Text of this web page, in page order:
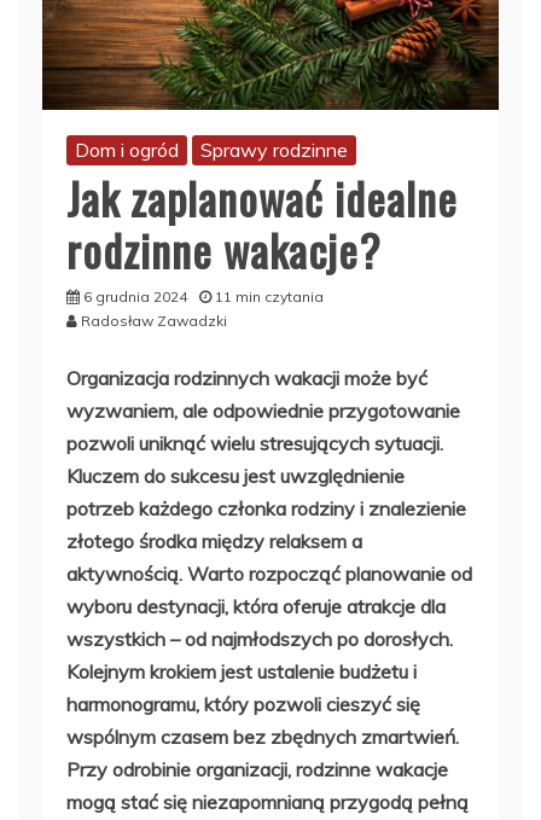
Dom i ogród Sprawy rodzinne
Jak zaplanować idealne
rodzinne wakacje?
6 grudnia 2024
11 min czytania
Radosław Zawadzki
Organizacja rodzinnych wakacji może być
wyzwaniem, ale odpowiednie przygotowanie
pozwoli uniknąć wielu stresujących sytuacji.
Kluczem do sukcesu jest uwzględnienie
potrzeb każdego członka rodziny i znalezienie
złotego środka między relaksem a
aktywnością. Warto rozpocząć planowanie od
wyboru destynacji, która oferuje atrakcje dla
wszystkich – od najmłodszych po dorosłych.
Kolejnym krokiem jest ustalenie budżetu i
harmonogramu, który pozwoli cieszyć się
wspólnym czasem bez zbędnych zmartwień.
Przy odrobinie organizacji, rodzinne wakacje
mogą stać się niezapomnianą przygodą pełną